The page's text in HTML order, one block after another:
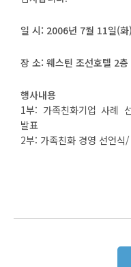
일 시: 2006년 7월 11일(
장 소: 웨스틴 조선호텔 2층
행사내용
1부: 가족친화기업 사례
발표
2부: 가족친화 경영 선언식